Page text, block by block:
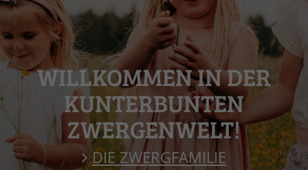
WILLKOMMEN IN DER
KUNTERBUNTEN
ZWERGENWELT!
DIE ZWERGFAMILIE